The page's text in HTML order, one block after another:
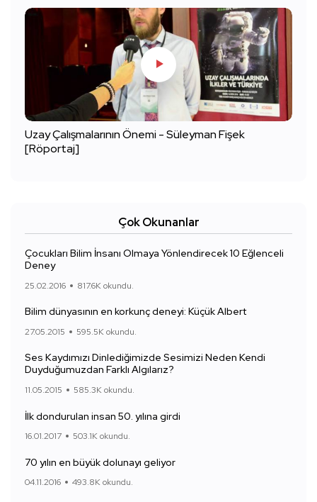
Uzay Çalışmalarının Önemi - Süleyman Fişek
[Röportaj]
Çok Okunanlar
Çocukları Bilim İnsanı Olmaya Yönlendirecek 10 Eğlenceli
Deney
25.02.2016 817.6K okundu.
Bilim dünyasının en korkunç deneyi: Küçük Albert
27.05.2015 595.5K okundu.
Ses Kaydımızı Dinlediğimizde Sesimizi Neden Kendi
Duyduğumuzdan Farklı Algılarız?
11.05.2015 585.3K okundu.
İlk dondurulan insan 50. yılına girdi
16.01.2017 503.1K okundu.
70 yılın en büyük dolunayı geliyor
04.11.2016 493.8K okundu.